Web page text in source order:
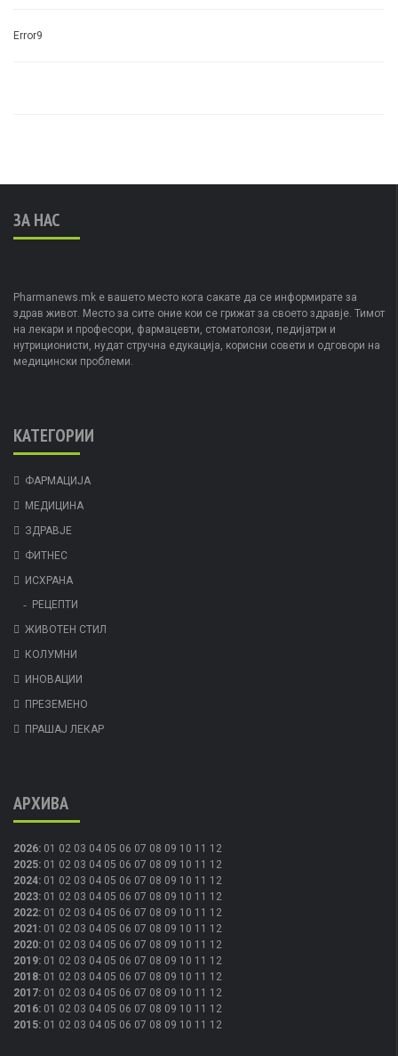
Error9
ЗА НАС
Pharmanews.mk е вашето место кога сакате да се информирате за
здрав живот. Место за сите оние кои се грижат за своето здравје. Тимот
на лекари и професори, фармацевти, стоматолози, педијатри и
нутриционисти, нудат стручна едукација, корисни совети и одговори на
медицински проблеми.
КАТЕГОРИИ
ФАРМАЦИЈА
МЕДИЦИНА
ЗДРАВЈЕ
ФИТНЕС
ИСХРАНА
РЕЦЕПТИ
ЖИВОТЕН СТИЛ
КОЛУМНИ
ИНОВАЦИИ
ПРЕЗЕМЕНО
ПРАШАЈ ЛЕКАР
АРХИВА
2026: 01 02 03 04 05 06 07 08 09 10 11 12
2025: 01 02 03 04 05 06 07 08 09 10 11 12
2024: 01 02 03 04 05 06 07 08 09 10 11 12
2023: 01 02 03 04 05 06 07 08 09 10 11 12
2022: 01 02 03 04 05 06 07 08 09 10 11 12
2021 : 01 02 03 04 05 06 07 08 09 10 11 12
2020: 01 02 03 04 05 06 07 08 09 10 11 12
2019: 01 02 03 04 05 06 07 08 09 10 11 12
2018: 01 02 03 04 05 06 07 08 09 10 11 12
2017: 01 02 03 04 05 06 07 08 09 10 11 12
2016: 01 02 03 04 05 06 07 08 09 10 11 12
2015: 01 02 03 04 05 06 07 08 09 10 11 12